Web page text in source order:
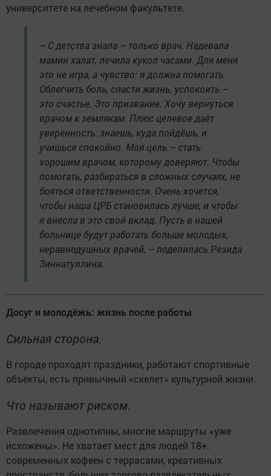
университете на лечебном факультете.
– С детства знала – только врач. Надевала
мамин халат, лечила кукол часами. Для меня
это не игра, а чувство: я должна помогать.
Облегчить боль, спасти жизнь, успокоить –
это счастье. Это призвание. Хочу вернуться
врачом к землякам. Плюс целевое даёт
уверенность: знаешь, куда пойдёшь, и
учишься спокойно. Моя цель – стать
хорошим врачом, которому доверяют. Чтобы
помогать, разбираться в сложных случаях, не
бояться ответственности. Очень хочется,
чтобы наша ЦРБ становилась лучше, и чтобы
я внесла в это свой вклад. Пусть в нашей
больнице будут работать больше молодых,
неравнодушных врачей, – поделилась Резида
Зиннатуллина.
Досуг и молодёжь: жизнь после работы
Сильная сторона.
В городе проходят праздники, работают спортивные
объекты, есть привычный «скелет» культурной жизни.
Что называют риском.
Развлечения однотипны, многие маршруты «уже
исхожены». Не хватает мест для людей 18+:
современных кофеен с террасами, креативных